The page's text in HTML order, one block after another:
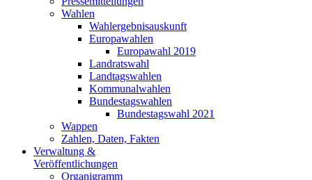
Wahlen
Wahlergebnisauskunft
Europawahlen
Europawahl 2019
Landratswahl
Landtagswahlen
Kommunalwahlen
Bundestagswahlen
Bundestagswahl 2021
Wappen
Zahlen, Daten, Fakten
Verwaltung &
Veröffentlichungen
Organigramm